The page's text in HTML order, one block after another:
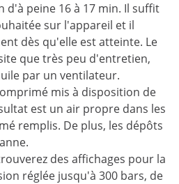
d'à peine 16 à 17 min. Il suffit
sur l'appareil et il
dès qu'elle est atteinte. Le
que très peu d'entretien,
par un ventilateur.
mis à disposition de
est un air propre dans les
remplis. De plus, les dépôts
des affichages pour la
réglée jusqu'à 300 bars, de